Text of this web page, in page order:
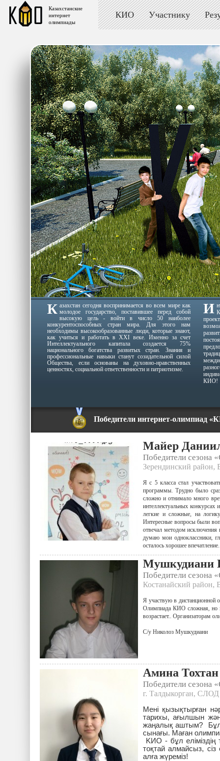
Казахстанские
интернет
олимпиады
КИО Участнику
К азахстан сегодня воспринимается во всем мире как
молодое государство, поставившее перед собой
высокую цель - войти в число 50 наиболее
конкурентоспособных стран мира. Для этого нам
необходимы высокообразованные люди, которые знают,
как учиться и работать в XXI веке. Именно за счет
Интеллектуального капитала создается 75%
национального богатства развитых стран. Знания и
профессиональные навыки станут созидательной силой
Общества, если основаны на духовно-нравственных
ценностях, социальной ответственности и патриотизме.
И
КИО!
Победители интернет-олимпиад
Майер
Победители сезона
Зерендинский
Я с 5 класса стал
программы. Трудно было
сложно и отнимало много
интеллектуальных
легкие и сложные, на
Интересные вопросы были
отвечал методом исключения
думаю мои одноклассники,
осталось хорошее впечатление.
Мушкудиани
Победители сезона
Костанайский
Я участвую в
Олимпиада КИО сложная, но
возрастает.. Организаторам
С/у Николоз Мушкудиани
Амина Тохтан
Победители сезона
г. Талдыкорган,
Мені қызықтырған
тарихы, ағылшын
жаңалық аштым? Бұл
сынағы. Маған
KИО - бұл еліміздің
тоқтай алмайсыз, сіз
алға жүреміз!